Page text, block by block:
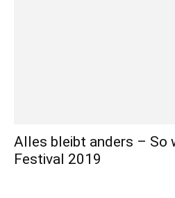
Alles bleibt anders – So
Festival 2019